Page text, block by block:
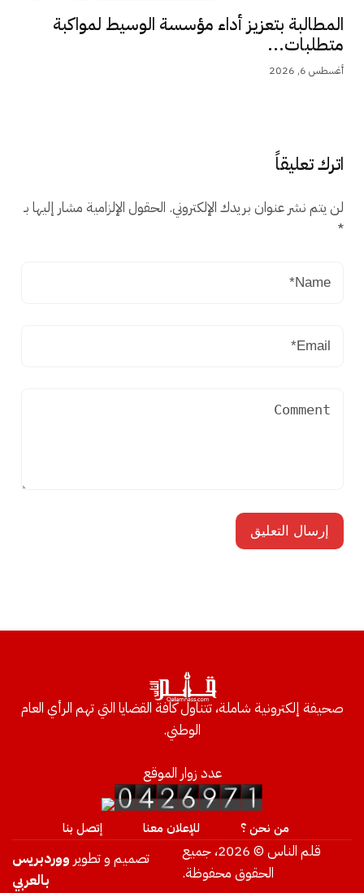
المطالبة بتعزيز أداء مؤسسة الوسيط لمواكبة
متطلبات...
أغسطس 6, 2026
اترك تعليقاً
لن يتم نشر عنوان بريدك الإلكتروني. الحقول الإلزامية مشار إليها بـ
*
صحيفة إلكترونية شاملة، تتناول كافة القضايا التي تهم الرأي العام
الوطني.
عدد زوار الموقع
من نحن ؟ للإعلان معنا إتصل بنا
قلم الناس © 2026، جميع
الحقوق محفوظة.
تصميم و تطوير ووردبريس
بالعربي